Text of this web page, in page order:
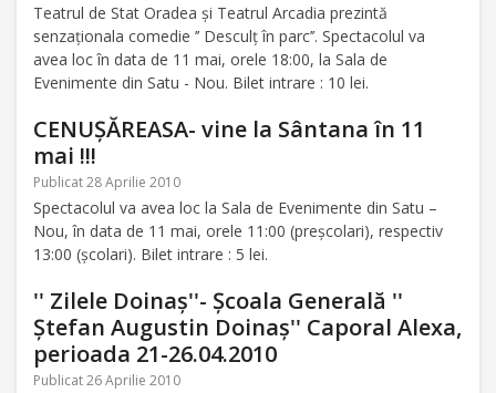
Teatrul de Stat Oradea şi Teatrul Arcadia prezintă
senzaţionala comedie ’’ Desculţ în parc’’. Spectacolul va
avea loc în data de 11 mai, orele 18:00, la Sala de
Evenimente din Satu - Nou. Bilet intrare : 10 lei.
CENUŞĂREASA- vine la Sântana în 11
mai !!!
Publicat 28 Aprilie 2010
Spectacolul va avea loc la Sala de Evenimente din Satu –
Nou, în data de 11 mai, orele 11:00 (preşcolari), respectiv
13:00 (şcolari). Bilet intrare : 5 lei.
'' Zilele Doinaş''- Şcoala Generală ''
Ştefan Augustin Doinaş'' Caporal Alexa,
perioada 21-26.04.2010
Publicat 26 Aprilie 2010